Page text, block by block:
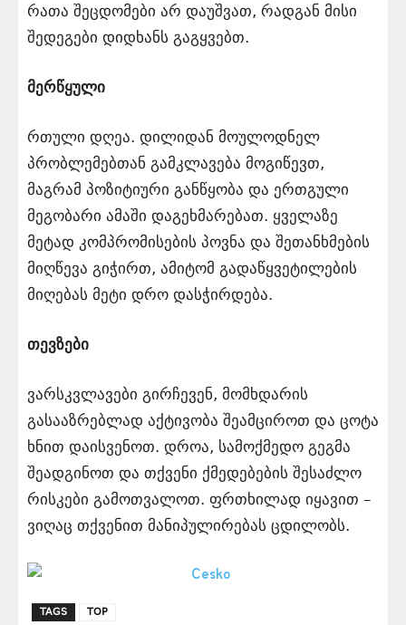
რათა შეცდომები არ დაუშვათ, რადგან მისი
შედეგები დიდხანს გაგყვებთ.
მერწყული
რთული დღეა. დილიდან მოულოდნელ
პრობლემებთან გამკლავება მოგიწევთ,
მაგრამ პოზიტიური განწყობა და ერთგული
მეგობარი ამაში დაგეხმარებათ. ყველაზე
მეტად კომპრომისების პოვნა და შეთანხმების
მიღწევა გიჭირთ, ამიტომ გადაწყვეტილების
მიღებას მეტი დრო დასჭირდება.
თევზები
ვარსკვლავები გირჩევენ, მომხდარის
გასააზრებლად აქტივობა შეამციროთ და ცოტა
ხნით დაისვენოთ. დროა, სამოქმედო გეგმა
შეადგინოთ და თქვენი ქმედებების შესაძლო
რისკები გამოთვალოთ. ფრთხილად იყავით –
ვიღაც თქვენით მანიპულირებას ცდილობს.
TAGS TOP